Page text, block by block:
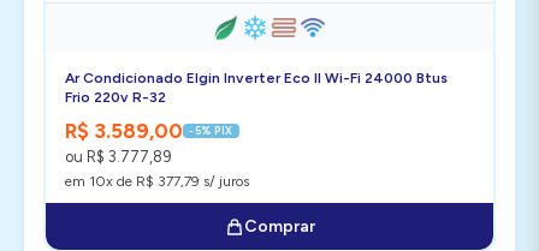
Ar Condicionado Elgin Inverter Eco II Wi-Fi 24000 Btus
Frio 220v R-32
R$ 3.589,00 -5% PIX
ou R$ 3.777,89
em 10x de R$ 377,79 s/ juros
Comprar